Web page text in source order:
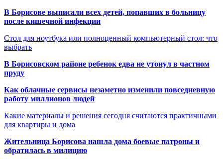
В Борисове выписали всех детей, попавших в больницу
после кишечной инфекции
Стол для ноутбука или полноценный компьютерный стол: что
выбрать
В Борисовском районе ребенок едва не утонул в частном
пруду
Как облачные сервисы незаметно изменили повседневную
работу миллионов людей
Какие материалы и решения сегодня считаются практичными
для квартиры и дома
Жительница Борисова нашла дома боевые патроны и
обратилась в милицию